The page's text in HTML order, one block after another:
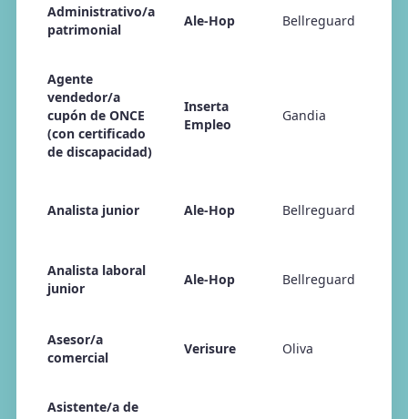
Administrativo/a
patrimonial
Ale-Hop Bellreguard
Agente
vendedor/a
cupón de ONCE
(con certificado
de discapacidad)
Inserta
Empleo
Gandia
Analista junior Ale-Hop Bellreguard
Analista laboral
junior
Ale-Hop Bellreguard
Asesor/a
comercial
Verisure Oliva
Asistente/a de